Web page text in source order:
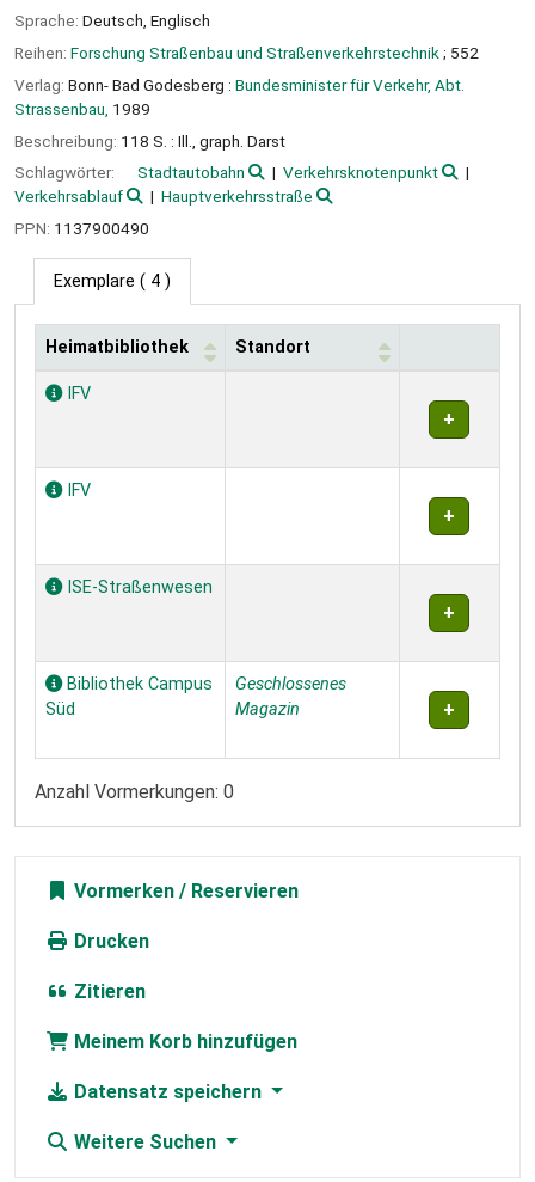
Sprache: Deutsch Englisch
Reihen: Forschung Straßenbau und Straßenverkehrstechnik ; 552
Verlag: Bonn- Bad Godesberg : Bundesminister für Verkehr, Abt.
Strassenbau, 1989
Beschreibung: 118 S. : Ill., graph. Darst
Schlagwörter:
Stadtautobahn
Verkehrsknotenpunkt
Verkehrsablauf
Hauptverkehrsstraße
PPN: 1137900490
Exemplare ( 4 )
Exemplare
Heimatbibliothek Standort
IFV
IFV
ISE-Straßenwesen
Bibliothek Campus
Süd
Geschlossenes
Magazin
Anzahl Vormerkungen: 0
Vormerken
Drucken
Zitieren
Meinem Korb hinzufügen
Datensatz speichern
Weitere Suchen